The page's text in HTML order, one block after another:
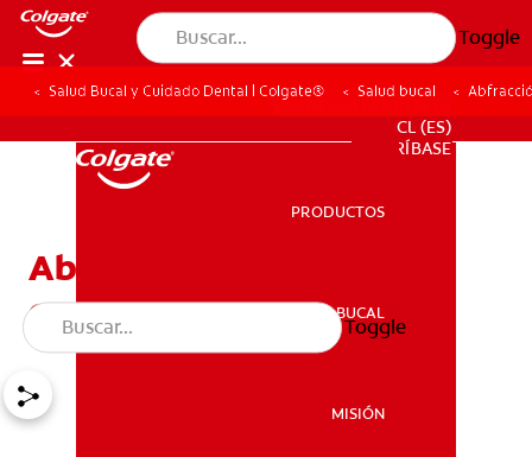
Toggle
SALUD BUCAL
PARA PROFESIONALES
CL (ES)
SUSCRÍBASE
PRODUCTOS
SALUD BUCAL
MISIÓN
Toggle
Salud Bucal y Cuidado Dental | Colgate® Salud bucal
Abfracción dental: las
causas y el tratamiento